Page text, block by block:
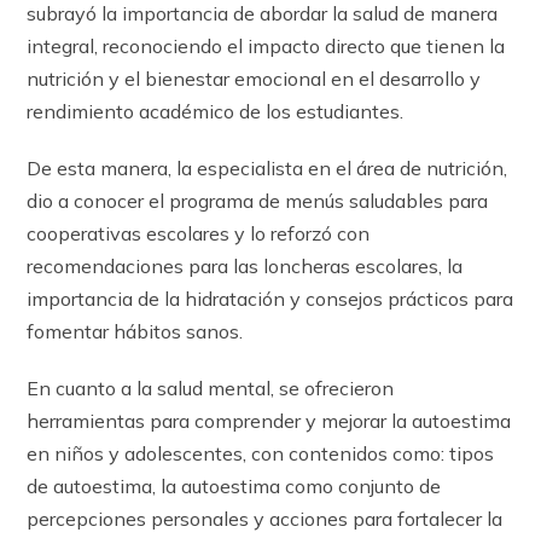
subrayó la importancia de abordar la salud de manera
integral, reconociendo el impacto directo que tienen la
nutrición y el bienestar emocional en el desarrollo y
rendimiento académico de los estudiantes.
De esta manera, la especialista en el área de nutrición,
dio a conocer el programa de menús saludables para
cooperativas escolares y lo reforzó con
recomendaciones para las loncheras escolares, la
importancia de la hidratación y consejos prácticos para
fomentar hábitos sanos.
En cuanto a la salud mental, se ofrecieron
herramientas para comprender y mejorar la autoestima
en niños y adolescentes, con contenidos como: tipos
de autoestima, la autoestima como conjunto de
percepciones personales y acciones para fortalecer la